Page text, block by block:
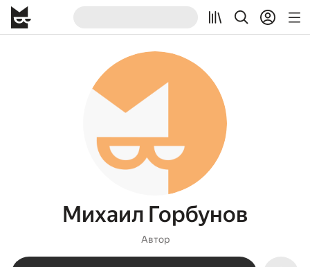
Михаил Горбунов
Автор